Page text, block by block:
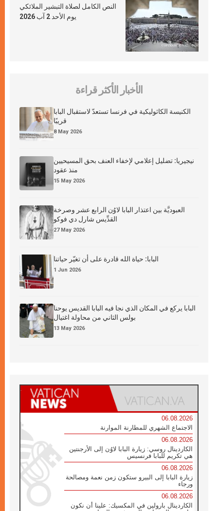
النص الكامل لصلاة التبشير الملائكي
يوم الأحد 2 آب 2026
الأخبار الأكثر قراءة
الكنيسة الكاثوليكية في فرنسا تستعدّ لاستقبال البابا
قريبًا
8 May 2026
نيجيريا: تضليل إعلامي لإخفاء العنف بحق المسيحيين
منذ عقود
15 May 2026
العبوديَّة بين اعتذار البابا لاوُن الرابع عشر وصرخة
القدِّيس شارل دي فوكو
27 May 2026
البابا: حياة الله قادرة على أن تغيّر حياتنا
1 Jun 2026
البابا يركع في المكان الذي نجا فيه البابا القديس يوحنا
بولس الثاني من محاولة اغتيال
13 May 2026
06.08.2026
الاجتماع الشهري للمطارنة الموارنة
06.08.2026
الكاردينال روسي: زيارة البابا لاوُن إلى الأرجنتين
هي تكريم للبابا فرنسيس
06.08.2026
زيارة البابا إلى البيرو ستكون زمن نعمة ومصالحة
ورجاء
06.08.2026
الكاردينال بارولين في المكسيك: علينا أن نكون